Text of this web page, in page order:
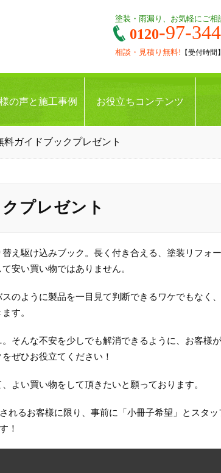
塗装・雨漏り、お気軽にご相
0120-97-
相談・見積り無料! 【受付時間
の声と施工事例 お役立ちコンテンツ
ガイドブックプレゼント
プレゼント
え駆け込みブック。長く付き合える、塗装リフォ
安い買い物ではありません。
のように製品を一目見て判断できるワケでもなく
す。
そんな不安を少しでも解消できるように、お客様
ぜひお役立てください！
よい買い物をして頂きたいと願っております。
れるお客様に限り、事前に「小冊子希望」とスタッ
！